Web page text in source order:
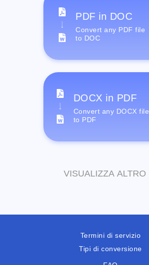
PDF in DOC
Convert any PDF file
to DOC
DOCX in PDF
Convert any DOCX file
to PDF
VISUALIZZA ALTRO
Termini di servizio
Tipi di conversione